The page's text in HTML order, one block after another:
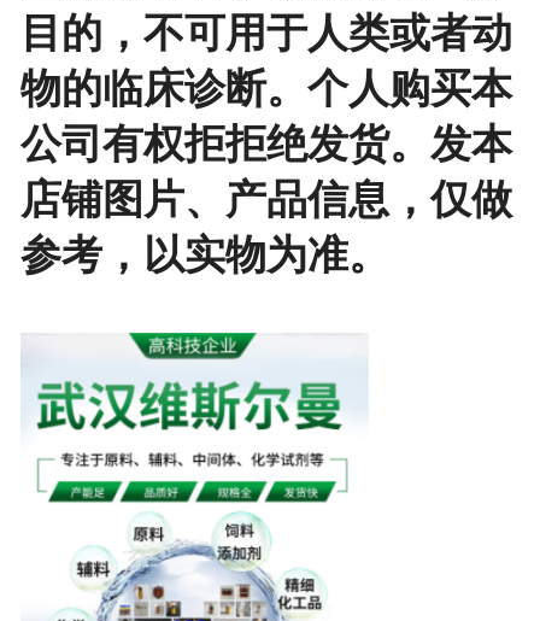
目的，不可用于人类或者动
物的临床诊断。个人购买本
公司有权拒拒绝发货。发本
店铺图片、产品信息，仅做
参考，以实物为准。